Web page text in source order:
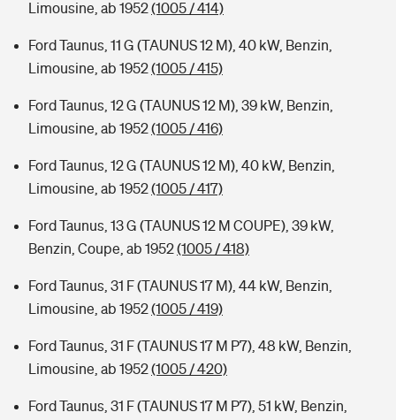
Limousine, ab 1952(1005 / 414)
Ford Taunus, 11 G (TAUNUS 12 M), 40 kW, Benzin,
Limousine, ab 1952(1005 / 415)
Ford Taunus, 12 G (TAUNUS 12 M), 39 kW, Benzin,
Limousine, ab 1952(1005 / 416)
Ford Taunus, 12 G (TAUNUS 12 M), 40 kW, Benzin,
Limousine, ab 1952(1005 / 417)
Ford Taunus, 13 G (TAUNUS 12 M COUPE), 39 kW,
Benzin, Coupe, ab 1952(1005 / 418)
Ford Taunus, 31 F (TAUNUS 17 M), 44 kW, Benzin,
Limousine, ab 1952(1005 / 419)
Ford Taunus, 31 F (TAUNUS 17 M P7), 48 kW, Benzin,
Limousine, ab 1952(1005 / 420)
Ford Taunus, 31 F (TAUNUS 17 M P7), 51 kW, Benzin,